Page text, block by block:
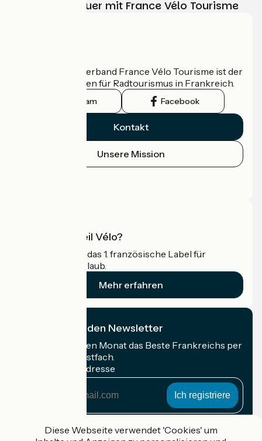
Ihr Radabenteuer mit France Vélo Tourisme
Der nationale Verband France Vélo Tourisme ist der
offizielle Leitfaden für Radtourismus in Frankreich.
Instagram Facebook
Kontakt
Unsere Mission
Was ist Accueil Vélo?
Accueil Vélo ist das 1. französische Label für
Radfahrer im Urlaub.
Mehr erfahren
Ich abonniere den Newsletter
Erhalten Sie jeden Monat das Beste Frankreichs per
Rad in Ihrem Postfach.
Meine E-Mail-Adresse
AdresseDiese Webseite verwendet 'Cookies' um